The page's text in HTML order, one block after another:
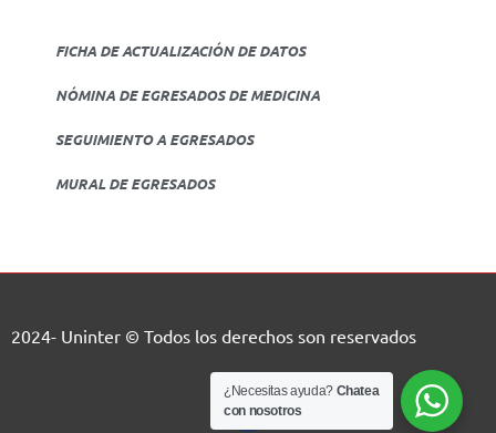
FICHA DE ACTUALIZACIÓN DE DATOS
NÓMINA DE EGRESADOS DE MEDICINA
SEGUIMIENTO A EGRESADOS
MURAL DE EGRESADOS
2024- Uninter © Todos los derechos son reservados
¿Necesitas ayuda? Chatea
con nosotros